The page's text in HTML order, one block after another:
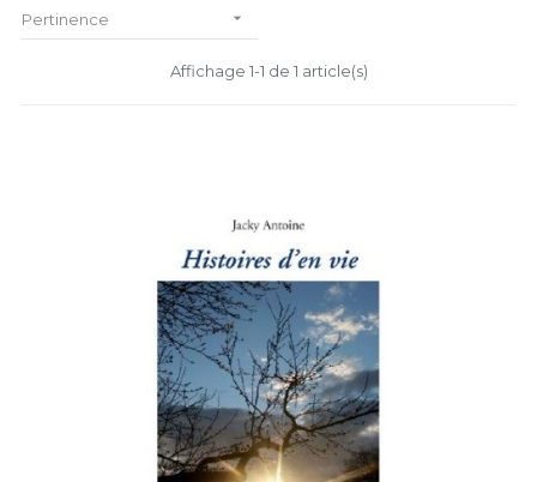
Pertinence 
Affichage 1-1 de 1 article(s)